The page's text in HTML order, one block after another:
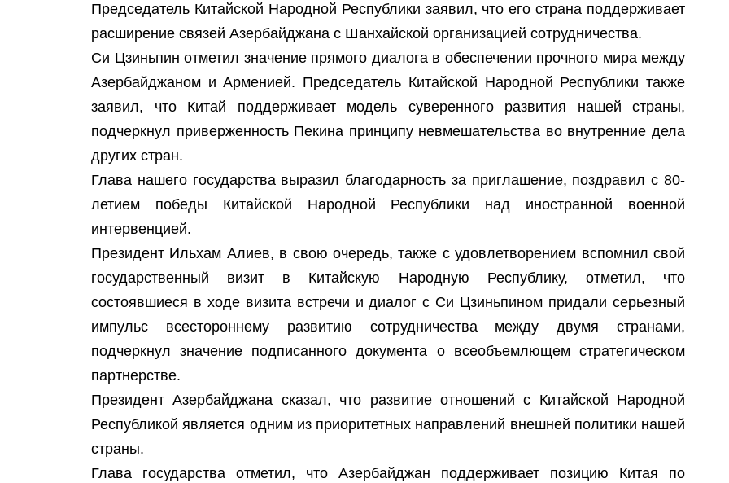
Председатель Китайской Народной Республики заявил, что его страна поддерживает
расширение связей Азербайджана с Шанхайской организацией сотрудничества.
Си Цзиньпин отметил значение прямого диалога в обеспечении прочного мира между
Азербайджаном и Арменией. Председатель Китайской Народной Республики также
заявил, что Китай поддерживает модель суверенного развития нашей страны,
подчеркнул приверженность Пекина принципу невмешательства во внутренние дела
других стран.
Глава нашего государства выразил благодарность за приглашение, поздравил с 80-
летием победы Китайской Народной Республики над иностранной военной
интервенцией.
Президент Ильхам Алиев, в свою очередь, также с удовлетворением вспомнил свой
государственный визит в Китайскую Народную Республику, отметил, что
состоявшиеся в ходе визита встречи и диалог с Си Цзиньпином придали серьезный
импульс всестороннему развитию сотрудничества между двумя странами,
подчеркнул значение подписанного документа о всеобъемлющем стратегическом
партнерстве.
Президент Азербайджана сказал, что развитие отношений с Китайской Народной
Республикой является одним из приоритетных направлений внешней политики нашей
страны.
Глава государства отметил, что Азербайджан поддерживает позицию Китая по